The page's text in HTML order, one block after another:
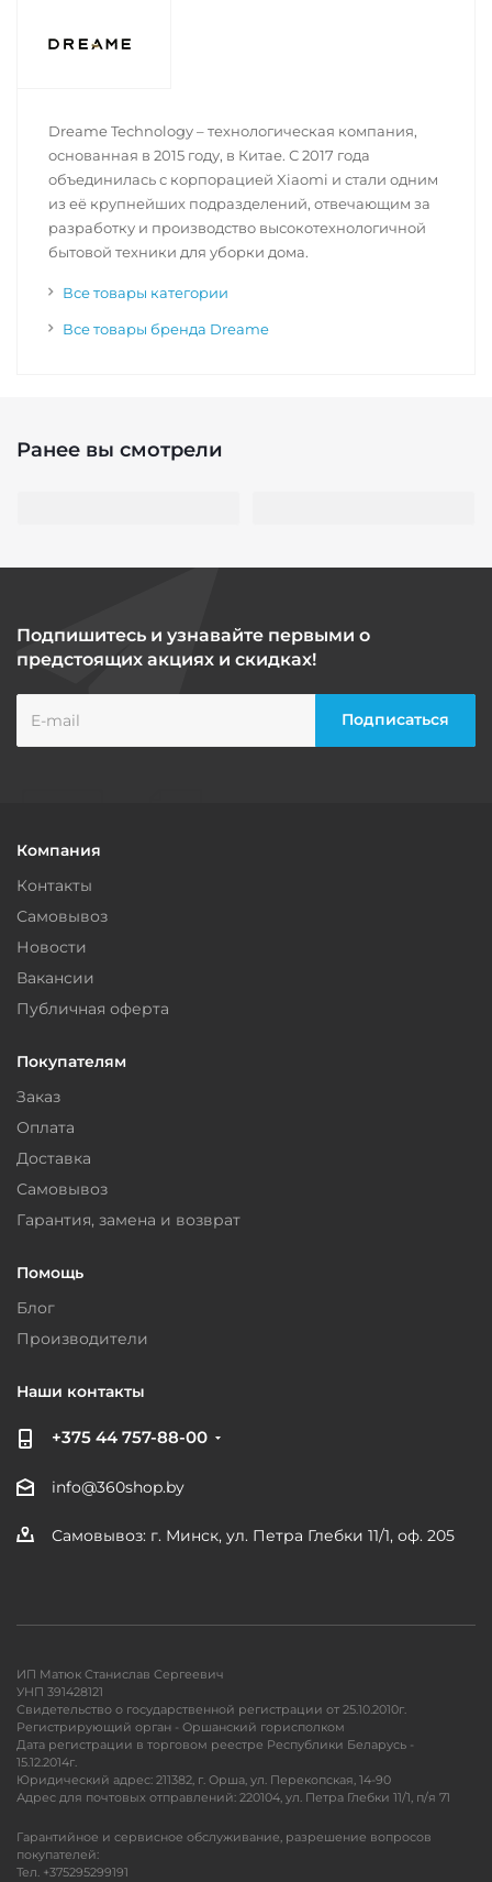
Dreame Technology – технологическая компания,
основанная в 2015 году, в Китае. С 2017 года
объединилась с корпорацией Xiaomi и стали одним
из её крупнейших подразделений, отвечающим за
разработку и производство высокотехнологичной
бытовой техники для уборки дома.
Все товары категории
Все товары бренда Dreame
Ранее вы смотрели
Подпишитесь и узнавайте первыми о
предстоящих акциях и скидках!
Компания
Контакты
Самовывоз
Новости
Вакансии
Публичная оферта
Покупателям
Заказ
Оплата
Доставка
Самовывоз
Гарантия, замена и возврат
Помощь
Блог
Производители
Наши контакты
+375 44 757-88-00
info@360shop.by
Самовывоз: г. Минск, ул. Петра Глебки 11/1, оф. 205
ИП Матюк Станислав Сергеевич
УНП 391428121
Свидетельство о государственной регистрации от 25.10.2010г.
Регистрирующий орган - Оршанский горисполком
Дата регистрации в торговом реестре Республики Беларусь -
15.12.2014г.
Юридический адрес: 211382, г. Орша, ул. Перекопская, 14-90
Адрес для почтовых отправлений: 220104, ул. Петра Глебки 11/1, п/я 71
Гарантийное и сервисное обслуживание, разрешение вопросов
покупателей:
Тел. +375295299191